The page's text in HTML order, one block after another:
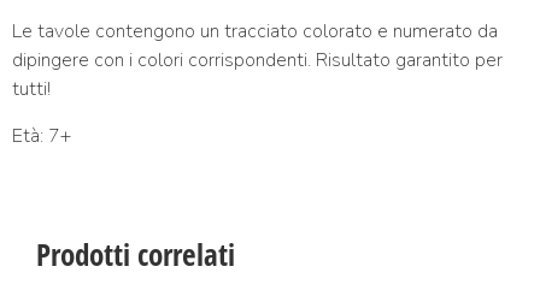
Le tavole contengono un tracciato colorato e numerato da
dipingere con i colori corrispondenti. Risultato garantito per
tutti!
Età: 7+
Prodotti correlati